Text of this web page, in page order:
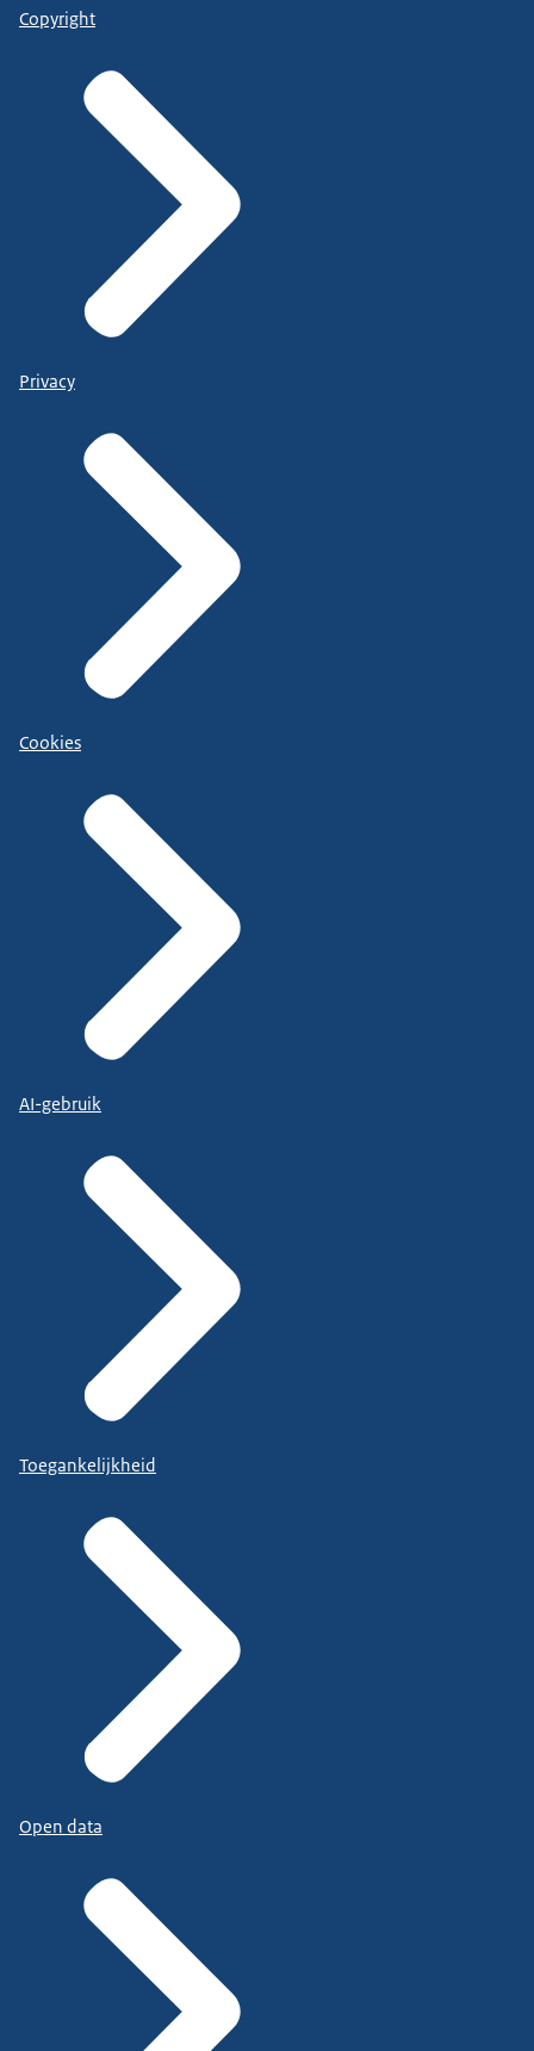
Copyright
Privacy
Cookies
AI-gebruik
Toegankelijkheid
Open data